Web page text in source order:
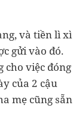
và tiền lì xì
gửi vào đó.
cho việc đóng
của 2 cậu
mẹ cũng sẵn